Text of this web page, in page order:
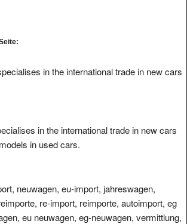
in the international trade in new cars
in the international trade in new cars
in used cars.
neuwagen, eu-import, jahreswagen,
re-import, reimporte, autoimport, eg
eu neuwagen, eg-neuwagen, vermittlung,